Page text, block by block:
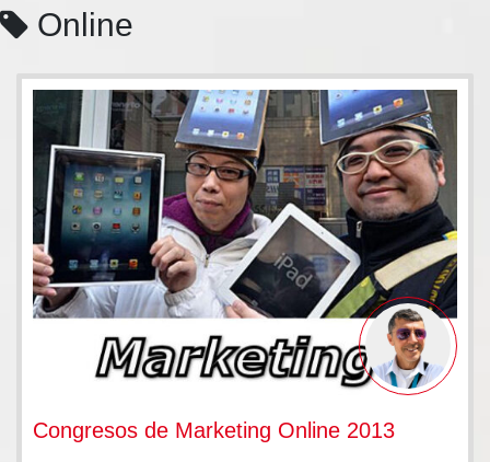
Online
Congresos de Marketing Online 2013